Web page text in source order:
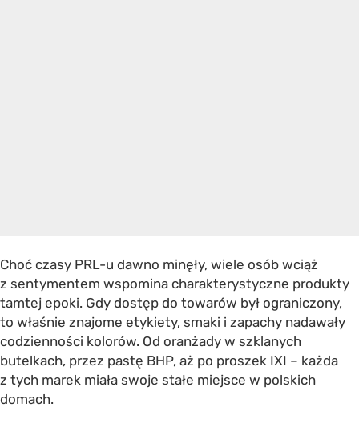
Choć czasy PRL-u dawno minęły, wiele osób wciąż
z sentymentem wspomina charakterystyczne produkty
tamtej epoki. Gdy dostęp do towarów był ograniczony,
to właśnie znajome etykiety, smaki i zapachy nadawały
codzienności kolorów. Od oranżady w szklanych
butelkach, przez pastę BHP, aż po proszek IXI – każda
z tych marek miała swoje stałe miejsce w polskich
domach.